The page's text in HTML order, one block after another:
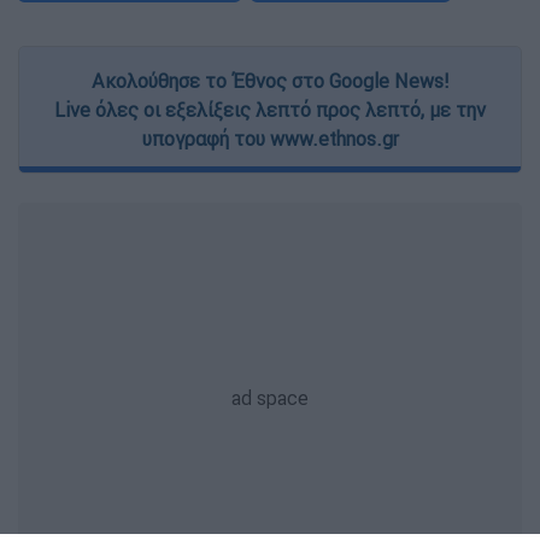
Ακολούθησε το Έθνος στο Google News!
Live όλες οι εξελίξεις λεπτό προς λεπτό, με την
υπογραφή του www.ethnos.gr